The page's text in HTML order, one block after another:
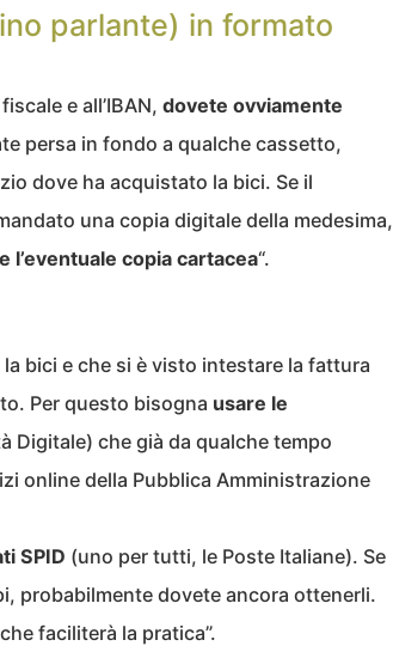
parlante) in formato
e all’IBAN, dovete ovviamente
persa in fondo a qualche cassetto,
dove ha acquistato la bici. Se il
una copia digitale della medesima,
l’eventuale copia cartacea“.
bici e che si è visto intestare la fattura
Per questo bisogna usare le
Digitale) che già da qualche tempo
online della Pubblica Amministrazione
SPID (uno per tutti, le Poste Italiane). Se
probabilmente dovete ancora ottenerli.
faciliterà la pratica”.